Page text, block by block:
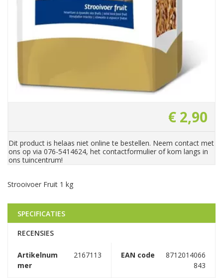
€ 2,90
Dit product is helaas niet online te bestellen. Neem contact met
ons op via 076-5414624, het contactformulier of kom langs in
ons tuincentrum!
Strooivoer Fruit 1 kg
SPECIFICATIES
RECENSIES
Artikelnum
mer
2167113 EAN code
8712014066
843